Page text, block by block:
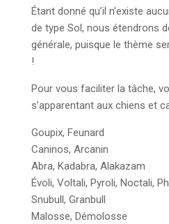
Étant donné qu’il n’existe
de type Sol, nous étendrons
générale, puisque le thème
!
Pour vous faciliter la tâche,
s’apparentant aux chiens et
Goupix, Feunard
Caninos, Arcanin
Abra, Kadabra, Alakazam
Évoli, Voltali, Pyroli, Noctali,
Snubull, Granbull
Malosse, Démolosse